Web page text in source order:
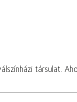
társulat.